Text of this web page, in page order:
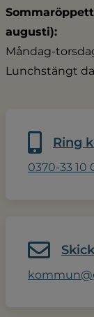
augusti):
Måndag-
Lunchstängt
Ring
0370-33 10